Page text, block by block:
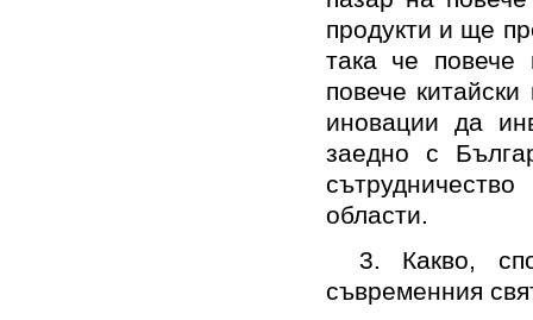
продукти и ще
така че повече
повече
иновации да
заедно с
области.
3. Какво,
съвременния